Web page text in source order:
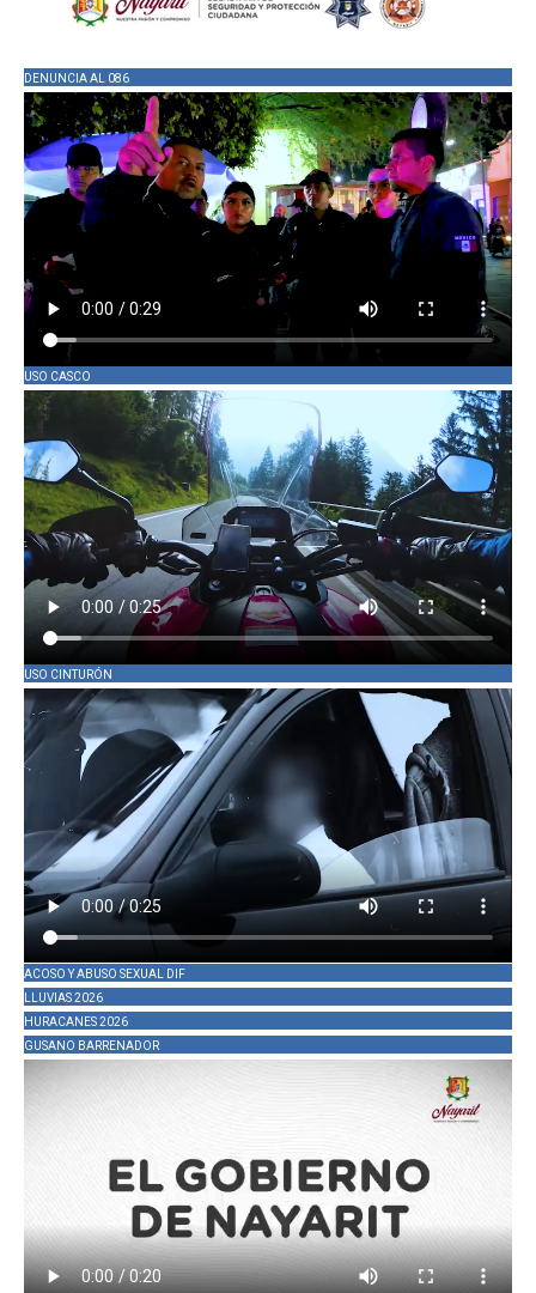
DENUNCIA AL 086
USO CASCO
USO CINTURÓN
ACOSO Y ABUSO SEXUAL DIF
LLUVIAS 2026
HURACANES 2026
GUSANO BARRENADOR